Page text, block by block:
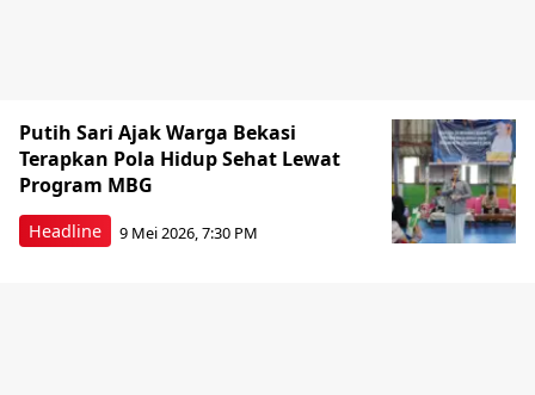
Headline
Putih Sari Ajak Warga Bekasi
Terapkan Pola Hidup Sehat Lewat
Program MBG
9 Mei 2026, 7:30 PM